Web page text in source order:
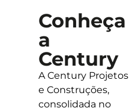
Conheça
a
Century
A Century Projetos
e Construções,
consolidada no